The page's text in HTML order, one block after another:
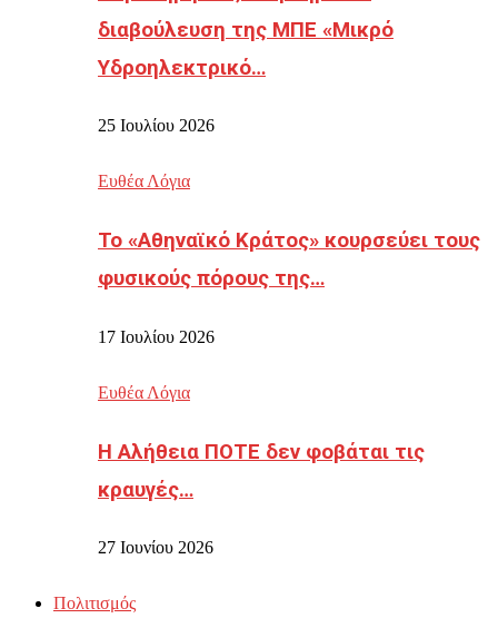
διαβούλευση της ΜΠΕ «Μικρό
Υδροηλεκτρικό…
25 Ιουλίου 2026
Ευθέα Λόγια
Το «Αθηναϊκό Κράτος» κουρσεύει τους
φυσικούς πόρους της…
17 Ιουλίου 2026
Ευθέα Λόγια
Η Αλήθεια ΠΟΤΕ δεν φοβάται τις
κραυγές…
27 Ιουνίου 2026
Πολιτισμός